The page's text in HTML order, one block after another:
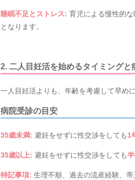
睡眠不足とストレス: 育児による慢性的な
となります。
2. 二人目妊活を始めるタイミングと
一人目妊活よりも、年齢を考慮して早め
病院受診の目安
35歳未満: 避妊をせずに性交渉をしても1
35歳以上: 避妊をせずに性交渉をしても
特記事項: 生理不順、過去の流産経験、